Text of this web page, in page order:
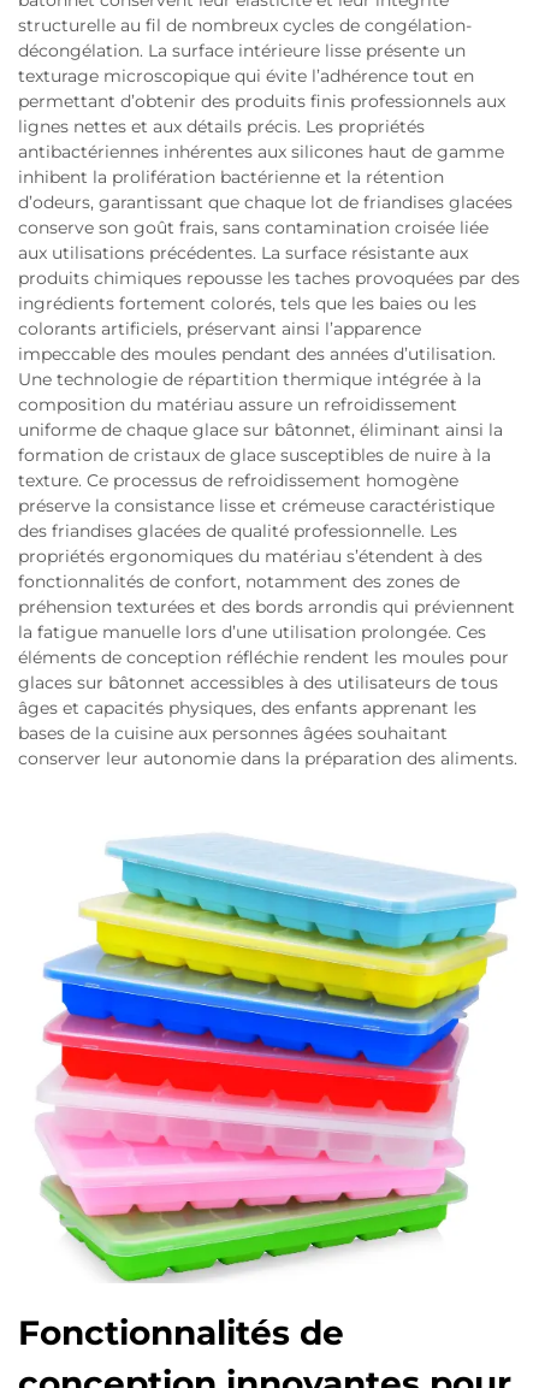
structurelle au fil de nombreux cycles de congélation-
décongélation. La surface intérieure lisse présente un
texturage microscopique qui évite l’adhérence tout en
permettant d’obtenir des produits finis professionnels aux
lignes nettes et aux détails précis. Les propriétés
antibactériennes inhérentes aux silicones haut de gamme
inhibent la prolifération bactérienne et la rétention
d’odeurs, garantissant que chaque lot de friandises glacées
conserve son goût frais, sans contamination croisée liée
aux utilisations précédentes. La surface résistante aux
produits chimiques repousse les taches provoquées par des
ingrédients fortement colorés, tels que les baies ou les
colorants artificiels, préservant ainsi l’apparence
impeccable des moules pendant des années d’utilisation.
Une technologie de répartition thermique intégrée à la
composition du matériau assure un refroidissement
uniforme de chaque glace sur bâtonnet, éliminant ainsi la
formation de cristaux de glace susceptibles de nuire à la
texture. Ce processus de refroidissement homogène
préserve la consistance lisse et crémeuse caractéristique
des friandises glacées de qualité professionnelle. Les
propriétés ergonomiques du matériau s’étendent à des
fonctionnalités de confort, notamment des zones de
préhension texturées et des bords arrondis qui préviennent
la fatigue manuelle lors d’une utilisation prolongée. Ces
éléments de conception réfléchie rendent les moules pour
glaces sur bâtonnet accessibles à des utilisateurs de tous
âges et capacités physiques, des enfants apprenant les
bases de la cuisine aux personnes âgées souhaitant
conserver leur autonomie dans la préparation des aliments.
Fonctionnalités de